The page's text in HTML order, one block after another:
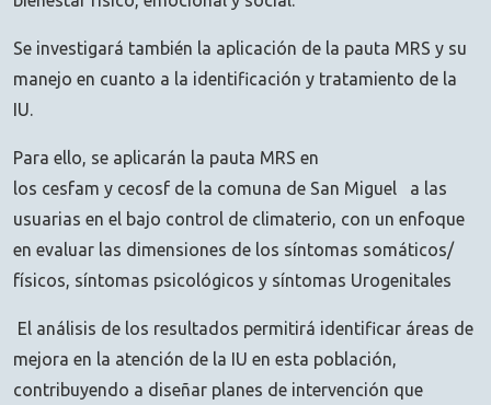
Se investigará también la aplicación de la pauta MRS y su
manejo en cuanto a la identificación y tratamiento de la
IU.
Para ello, se aplicarán la pauta MRS en
los cesfam y cecosf de la comuna de San Miguel a las
usuarias en el bajo control de climaterio, con un enfoque
en evaluar las dimensiones de los síntomas somáticos/
físicos, síntomas psicológicos y síntomas Urogenitales
El análisis de los resultados permitirá identificar áreas de
mejora en la atención de la IU en esta población,
contribuyendo a diseñar planes de intervención que